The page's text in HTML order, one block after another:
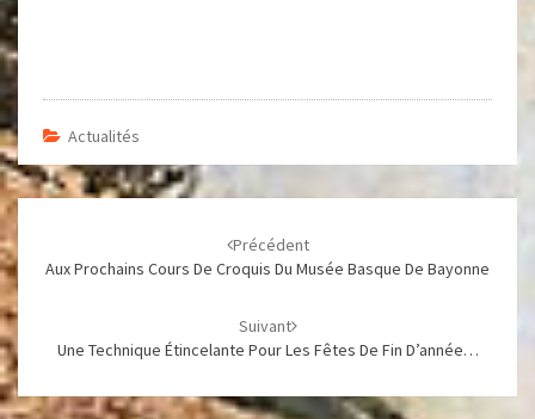
Actualités
Navigation
d'article
Précédent
Aux Prochains Cours De Croquis Du Musée Basque De Bayonne
Suivant
Une Technique Étincelante Pour Les Fêtes De Fin D’année…